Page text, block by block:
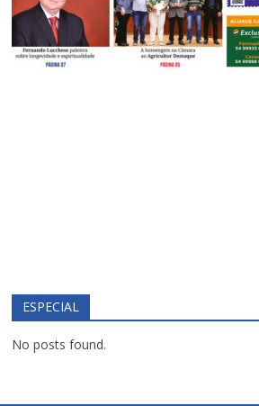
ESPECIAL
No posts found.